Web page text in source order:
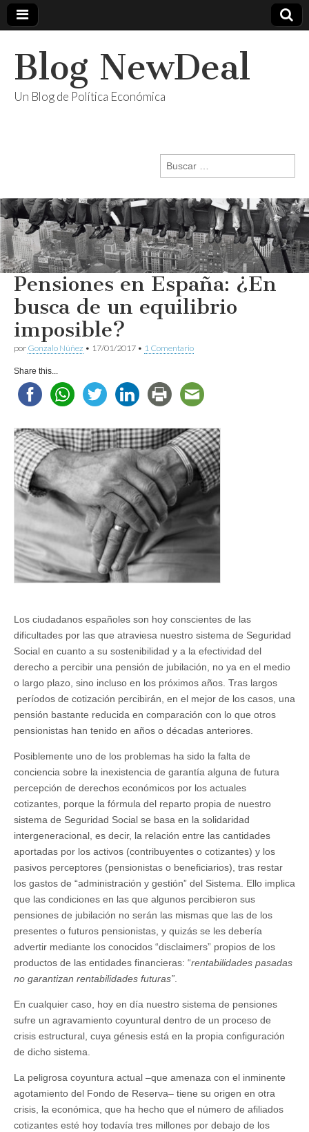
Blog NewDeal
Un Blog de Política Económica
Buscar:
Pensiones en España: ¿En
busca de un equilibrio
imposible?
por Gonzalo Núñez • 17/01/2017 • 1 Comentario
Share this...
Los ciudadanos españoles son hoy conscientes de las
dificultades por las que atraviesa nuestro sistema de Seguridad
Social en cuanto a su sostenibilidad y a la efectividad del
derecho a percibir una pensión de jubilación, no ya en el medio
o largo plazo, sino incluso en los próximos años. Tras largos
períodos de cotización percibirán, en el mejor de los casos, una
pensión bastante reducida en comparación con lo que otros
pensionistas han tenido en años o décadas anteriores.
Posiblemente uno de los problemas ha sido la falta de
conciencia sobre la inexistencia de garantía alguna de futura
percepción de derechos económicos por los actuales
cotizantes, porque la fórmula del reparto propia de nuestro
sistema de Seguridad Social se basa en la solidaridad
intergeneracional, es decir, la relación entre las cantidades
aportadas por los activos (contribuyentes o cotizantes) y los
pasivos perceptores (pensionistas o beneficiarios), tras restar
los gastos de “administración y gestión” del Sistema. Ello implica
que las condiciones en las que algunos percibieron sus
pensiones de jubilación no serán las mismas que las de los
presentes o futuros pensionistas, y quizás se les debería
advertir mediante los conocidos “disclaimers” propios de los
productos de las entidades financieras: “rentabilidades pasadas
no garantizan rentabilidades futuras”
En cualquier caso, hoy en día nuestro sistema de pensiones
sufre un agravamiento coyuntural dentro de un proceso de
crisis estructural, cuya génesis está en la propia configuración
de dicho sistema.
La peligrosa coyuntura actual –que amenaza con el inminente
agotamiento del Fondo de Reserva– tiene su origen en otra
crisis, la económica, que ha hecho que el número de afiliados
cotizantes esté hoy todavía tres millones por debajo de los